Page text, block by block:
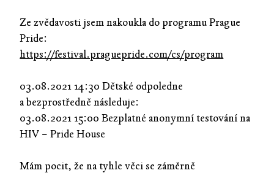
Ze zvědavosti jsem nakoukla do programu Prague
Pride:
https://festival.praguepride.com/cs/program
03.08.2021 14:30 Dětské odpoledne
a bezprostředně následuje:
03.08.2021 15:00 Bezplatné anonymní testování na
HIV – Pride House
Mám pocit, že na tyhle věci se záměrně